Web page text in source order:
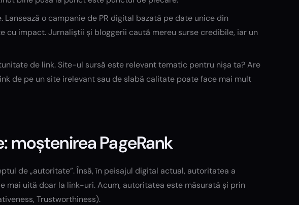
o campanie de PR digital bazată pe date unice din
cu impact. Jurnaliștii și bloggerii caută mereu surse credibile, iar un
de link. Site-ul sursă este relevant tematic pentru nișa ta? Are
de pe un site irelevant sau de slabă calitate poate face mai mult
PageRank
de „autoritate”. Însă, în peisajul digital actual, autoritatea a
mai uită doar la link-uri. Acum, autoritatea este măsurată și prin
Trustworthiness).